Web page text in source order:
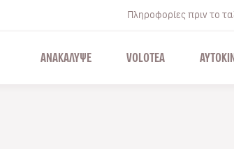
Πληροφορίες πριν το
ΑΝΑΚΑΛΥΨΕ VOLOTEA